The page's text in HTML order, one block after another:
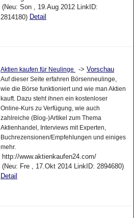
(Neu: Son , 19.Aug 2012 LinkID:
2814180) Detail
Aktien kaufen für Neulinge -> Vorschau
Auf dieser Seite erfahren Börsenneulinge,
wie die Börse funktioniert und wie man Aktien
kauft. Dazu steht ihnen ein kostenloser
Online-Kurs zu Verfügung, wie auch
zahlreiche (Blog-)Artikel zum Thema
Aktienhandel, Interviews mit Experten,
Buchrezensionen/Empfehlungen und einiges
mehr.
http://www.aktienkaufen24.com/
(Neu: Fre , 17.Okt 2014 LinkID: 2894680)
Detail